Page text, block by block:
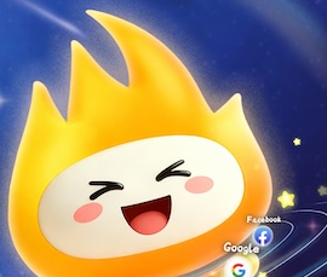
支持
旋风加速器
软件中心 雷霆加速 狂飙加速器